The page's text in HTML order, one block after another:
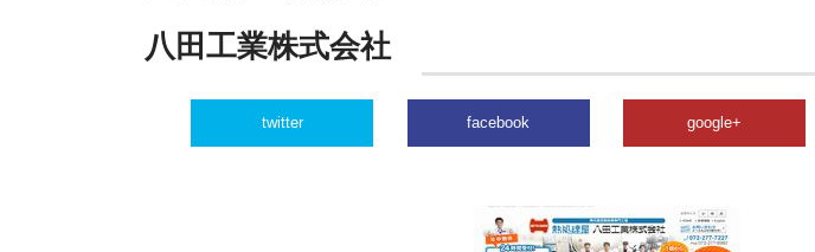
八田工業株式会社
twitter facebook google+